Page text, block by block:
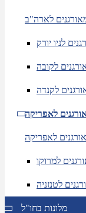
לארה"ב
לניו יורק
לקובה
לקנדה
לאפריקה
לאפריקה
למרוקו
לטנזניה
מלונות בחו"ל